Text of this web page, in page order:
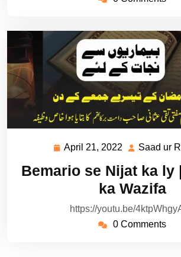
April 21, 2022
April
2022
Saad ur
Bemario se Nijat ka ly
ka Wazifa
https://youtu.be/
0 Comments